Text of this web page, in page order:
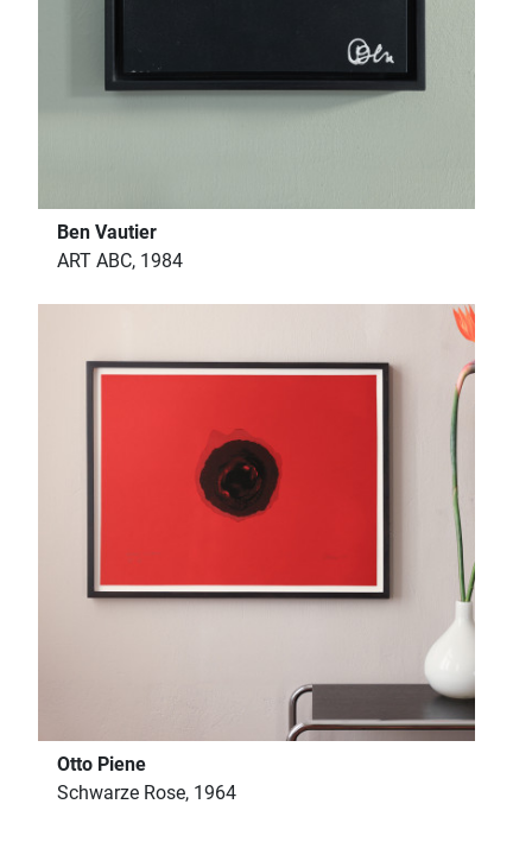
Ben Vautier
ART ABC, 1984
Otto Piene
Schwarze Rose, 1964